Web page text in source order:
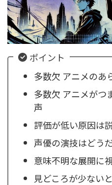
ポイント
多数欠 アニメのあ
多数欠 アニメがつ
声
評価が低い原因は
声優の演技はどう
意味不明な展開に
見どころが少ない